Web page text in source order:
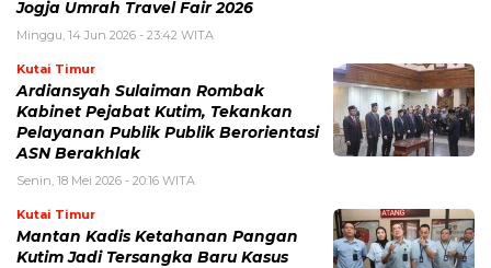
Jogja Umrah Travel Fair 2026
Minggu, 14 Jun 2026 - 23:42 WITA
Kutai Timur
Ardiansyah Sulaiman Rombak
Kabinet Pejabat Kutim, Tekankan
Pelayanan Publik Publik Berorientasi
ASN Berakhlak
Senin, 18 Mei 2026 - 20:16 WITA
Kutai Timur
Mantan Kadis Ketahanan Pangan
Kutim Jadi Tersangka Baru Kasus